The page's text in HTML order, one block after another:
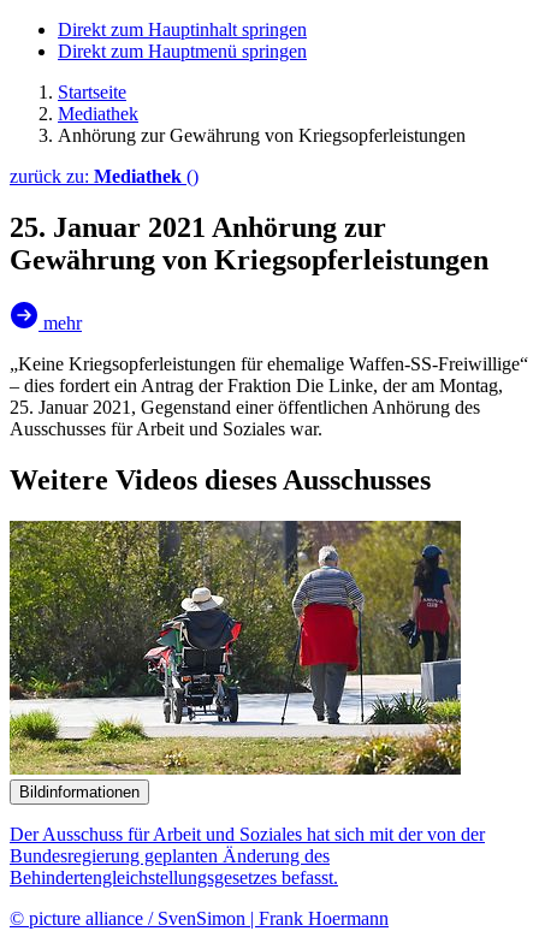
Direkt zum Hauptinhalt springen
Direkt zum Hauptmenü springen
Startseite
Mediathek
Anhörung zur Gewährung von Kriegs­opferleistungen
zurück zu: Mediathek ()
25. Januar 2021 Anhörung zur
Gewährung von Kriegsopferleistungen
mehr
„Keine Kriegsopferleistungen für ehemalige Waffen-SS-Freiwillige“
– dies fordert ein Antrag der Fraktion Die Linke, der am Montag,
25. Januar 2021, Gegenstand einer öffentlichen Anhörung des
Ausschusses für Arbeit und Soziales war.
Weitere Videos dieses Ausschusses
Bildinformationen
Der Ausschuss für Arbeit und Soziales hat sich mit der von der
Bundesregierung geplanten Änderung des
Behindertengleichstellungsgesetzes befasst.
© picture alliance / SvenSimon | Frank Hoermann